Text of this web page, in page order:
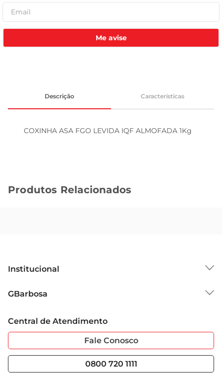
Me avise
Descrição Características
COXINHA ASA FGO LEVIDA IQF ALMOFADA 1Kg
Produtos Relacionados
Institucional
Grupo Cencosud
Sobre Privacidade
Portal do Fornecedo
Nossas Lojas
GBarbosa
Garantia Estendida
Serviços
Black Friday
Central de Atendimento
Fale Conosco
0800 720 1111